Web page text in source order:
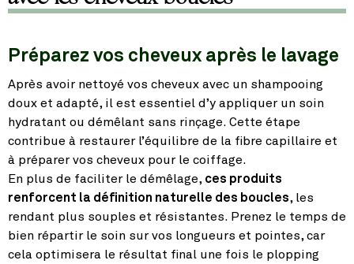
Préparez vos cheveux après le lavage
Après avoir nettoyé vos cheveux avec un shampooing
doux et adapté, il est essentiel d’y appliquer un soin
hydratant ou démêlant sans rinçage. Cette étape
contribue à restaurer l’équilibre de la fibre capillaire et
à préparer vos cheveux pour le coiffage.
En plus de faciliter le démêlage, ces produits
renforcent la définition naturelle des boucles, les
rendant plus souples et résistantes. Prenez le temps de
bien répartir le soin sur vos longueurs et pointes, car
cela optimisera le résultat final une fois le plopping